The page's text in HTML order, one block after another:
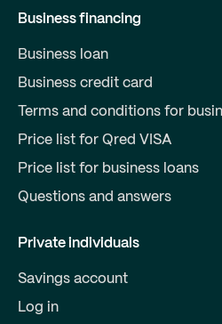
Business financing
Business loan
Business credit card
Terms and conditions for
Price list for Qred VISA
Price list for business loans
Questions and answers
Private individuals
Savings account
Log in